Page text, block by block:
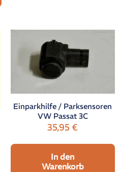
Einparkhilfe / Parksensoren
VW Passat 3C
35,95€
In den
Warenkorb